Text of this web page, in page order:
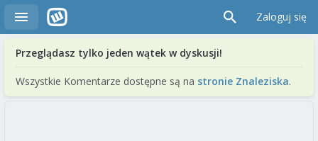
Zaloguj się
Przeglądasz tylko jeden wątek w dyskusji!
Wszystkie Komentarze dostępne są na stronie Znaleziska.